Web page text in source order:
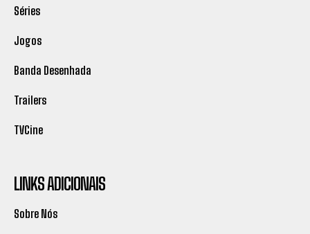
Séries
Jogos
Banda Desenhada
Trailers
TVCine
LINKS ADICIONAIS
Sobre Nós